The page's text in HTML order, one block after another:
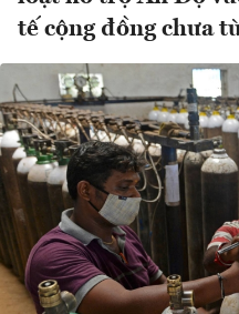
tế cộng đồng chưa